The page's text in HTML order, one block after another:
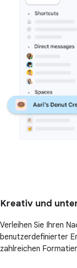
Kreativ und
Verleihen Sie Ihren
benutzerdefinierter
zahlreichen